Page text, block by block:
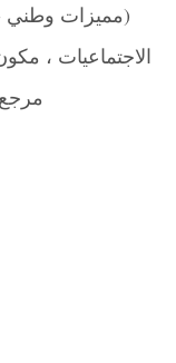
(مميزات وطني
الاجتماعيات ،